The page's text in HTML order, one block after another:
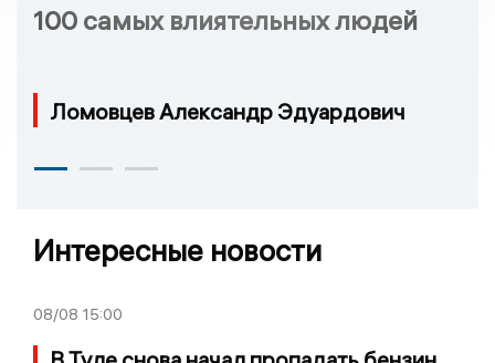
100 самых влиятельных людей
Ломовцев Александр Эдуардович
Интересные новости
08/08 15:00